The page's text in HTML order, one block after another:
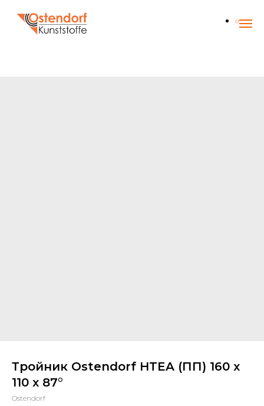
Тройник Ostendorf HTEA (ПП) 160 х
110 x 87°
Ostendorf